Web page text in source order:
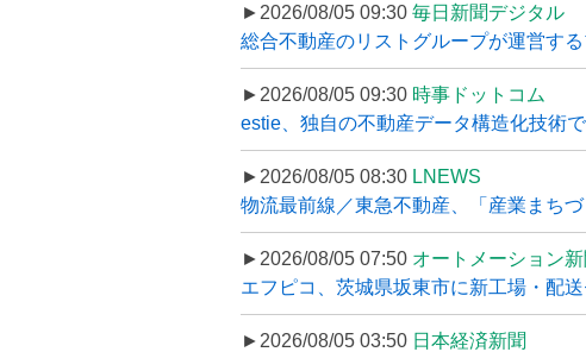
►2026/08/05 09:30 毎日新聞デジタル
総合不動産のリストグループが運営す
►2026/08/05 09:30 時事ドットコム
estie、独自の不動産データ構造化技術
►2026/08/05 08:30 LNEWS
物流最前線／東急不動産、「産業まち
►2026/08/05 07:50 オートメーション
エフピコ、茨城県坂東市に新工場・配
►2026/08/05 03:50 日本経済新聞